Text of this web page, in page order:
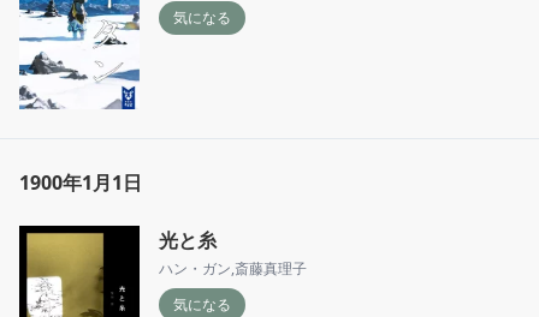
気になる
1900年1月1日
光と糸
ハン・ガン,斎藤真理子
気になる